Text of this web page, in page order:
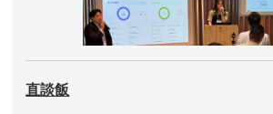
直談飯